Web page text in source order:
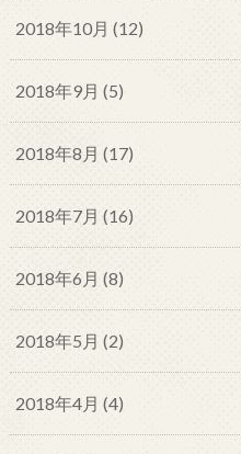
2018年10月 (12)
2018年9月 (5)
2018年8月 (17)
2018年7月 (16)
2018年6月 (8)
2018年5月 (2)
2018年4月 (4)